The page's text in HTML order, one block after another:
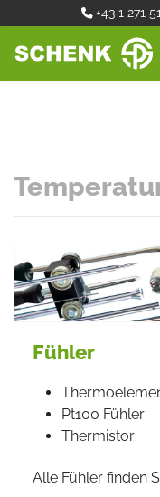
+43 1 271
Fühler
Pt100 Fühler
Thermistor
Alle Fühler finden